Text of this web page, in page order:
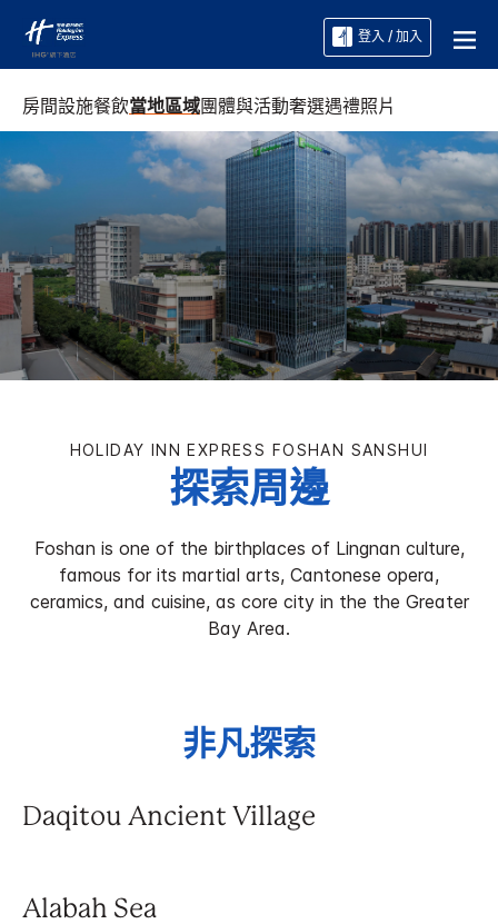
登入 / 加入
房間設施餐飲當地區域團體與活動奢選遇禮照片
HOLIDAY INN EXPRESS FOSHAN SANSHUI
探索周邊
Foshan is one of the birthplaces of Lingnan culture,
famous for its martial arts, Cantonese opera,
ceramics, and cuisine, as core city in the the Greater
Bay Area.
非凡探索
Daqitou Ancient Village
Alabah Sea